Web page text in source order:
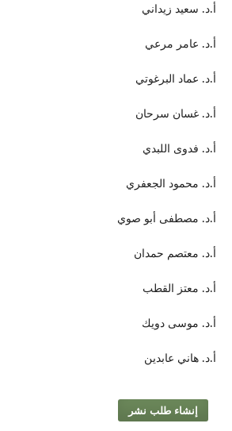
أ.د. سعيد زيداني
أ.د. عامر مرعي
أ.د. عماد البرغوتي
أ.د. غسان سرحان
أ.د. فدوى اللبدي
أ.د. محمود الجعفري
أ.د. مصطفى أبو صوي
أ.د. معتصم حمدان
أ.د. معتز القطب
أ.د. موسى دويك
أ.د. هاني عابدين
إنشاء طلب نشر